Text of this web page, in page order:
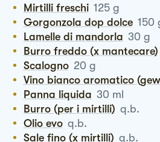
Mirtilli freschi 125 g
Gorgonzola dop dolce 150
Lamelle di mandorla 30 g
Burro freddo (x mantecare)
Scalogno 20 g
Vino bianco aromatico
Panna liquida 30 ml
Burro (per i mirtilli) q.b.
Olio evo q.b.
Sale fino (x mirtilli) q.b.